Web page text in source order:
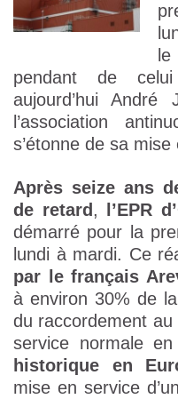
pendant de
aujourd’hui
l’association
s’étonne de sa mise
Après seize ans
de retard , l’EPR
démarré pour la
lundi à mardi. Ce
par le français
à environ 30% de
du raccordement
service normale
historique en
mise en service